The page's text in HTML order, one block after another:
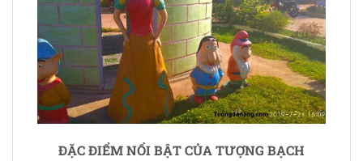
ĐẶC ĐIỂM NỔI BẬT CỦA TƯỢNG BẠCH